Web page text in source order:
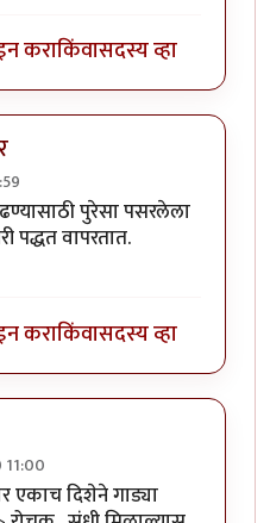
कराकिंवासदस्य व्हा
पुरेसा पसरलेला
पद्धत वापरतात.
कराकिंवासदस्य व्हा
एकाच दिशेने गाड्या